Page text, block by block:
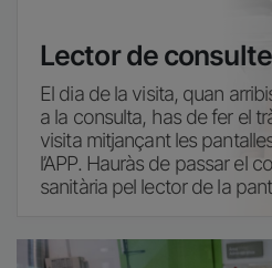
Lector de
El dia de la visita, quan
a la consulta, has de fer el
visita mitjançant les
l’APP. Hauràs de passar el
sanitària pel lector de la
Imatge